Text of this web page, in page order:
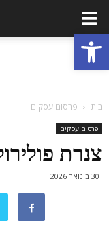
פתח סרגל נגישות
בית פרסום עסקים
פרסום עסקים
צנרת
30 בינואר 2026